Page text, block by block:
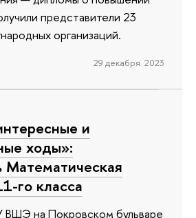
представители 23
организаций.
29 декабря 2023
и
ходы»:
Математическая
го класса
ВШЭ на Покровском бульваре